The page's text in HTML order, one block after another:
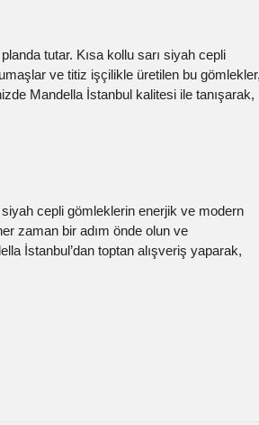
tutar. Kısa kollu sarı siyah cepli
ve titiz işçilikle üretilen bu gömlekler,
Mandella İstanbul kalitesi ile tanışarak,
cepli gömleklerin enerjik ve modern
zaman bir adım önde olun ve
İstanbul’dan toptan alışveriş yaparak,